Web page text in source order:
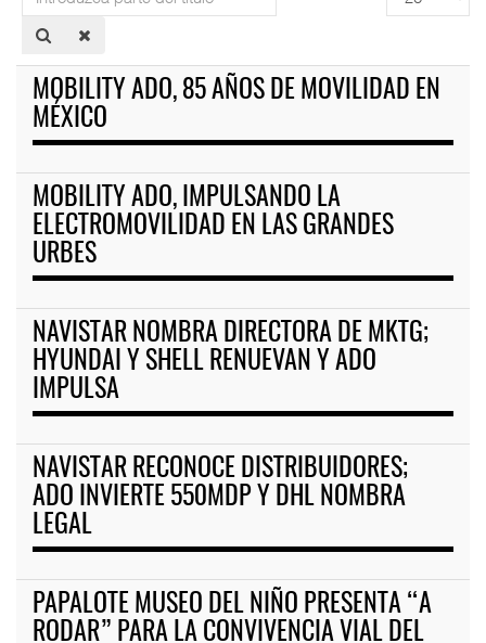
parte
del
a
MOBILITY ADO, 85 AÑOS DE MOVILIDAD EN
MÉXICO
MOBILITY ADO, IMPULSANDO LA
ELECTROMOVILIDAD EN LAS GRANDES
URBES
NAVISTAR NOMBRA DIRECTORA DE MKTG;
HYUNDAI Y SHELL RENUEVAN Y ADO
IMPULSA
NAVISTAR RECONOCE DISTRIBUIDORES;
ADO INVIERTE 550MDP Y DHL NOMBRA
LEGAL
PAPALOTE MUSEO DEL NIÑO PRESENTA “A
RODAR” PARA LA CONVIVENCIA VIAL DEL